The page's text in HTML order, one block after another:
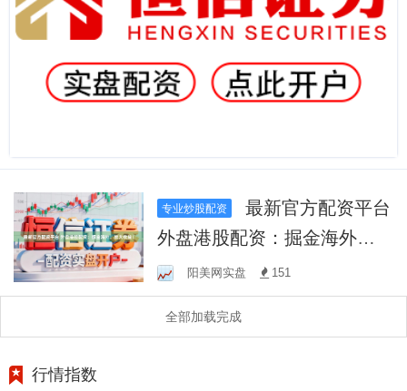
专业炒股配资
最新官方配资平台
外盘港股配资：掘金海外，
放大收益！
阳美网实盘 151
全部加载完成
行情指数